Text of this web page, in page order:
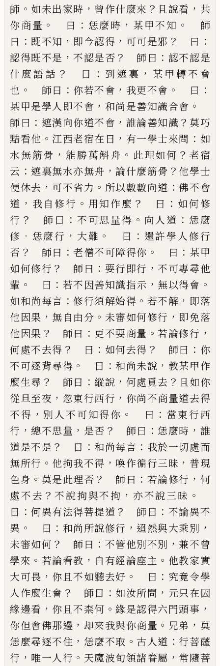
師 。 如未出家時 ， 曾作什麼來 ？ 且說看 ， 共
你商量 。 曰 ： 恁麼時 ， 某甲不知 。
師
曰 ： 既不知 ， 即今認得 ， 可可是邪 ？ 曰 ：
認得既不是 ，不認是否 ？ 師曰 ： 認不認是
什麼語話 ？ 曰 ： 到遮裏 ， 某甲轉不會
也 。 師曰 ： 你若不會 ， 我更不會 。 曰 ：
某甲是學人即不會 ， 和尚是善知識合會 。
師曰 ： 遮漢向你道不會 ， 誰論善知識 ？ 莫巧
黠看他 。 江西老宿在日 ， 有一學士來問 ： 如
水無筋骨 ， 能勝萬斛舟 。 此理如何 ？ 老宿
云 ： 遮裏無水亦無舟 ，論什麼筋骨 ？ 他學士
便休去 ， 可不省力 。 所以數數向道 ：佛不會
道 ， 我 自修行 。 用知作麼 ？ 曰 ： 如何修
行 ？ 師曰 ： 不可思量得 。 向人道 ： 恁麼
修 ． 恁麼行 ， 大難 。 曰 ： 還許學人修行
否 ？ 師曰 ： 老僧不可障得你 。 曰 ： 某甲
如何修行 ？ 師曰 ： 要行即行 ，不可專尋他
輩 。 曰 ： 若不因善知識指示 ， 無以得會 。
如和尚每言 ：修行須解始得 。 若不解 ， 即落
他因果 ， 無自由分 。 未審如何修行 ， 即免落
他因果 ？ 師曰 ： 更不要商量 。若論修行 ，
何處不去得 ？ 曰 ： 如何去得 ？ 師曰 ： 你
不可逐背尋得 。 曰 ： 和尚未說 ， 教某甲作
麼生尋 ？ 師曰 ： 縱說 ， 何處覓去 ？ 且如你
從旦至夜 ， 忽東行西行 ， 你尚不商量道去得
不得 ， 別人不可知得你 。 曰 ： 當東行西
行 ， 總不思量 ， 是否 ？ 師曰 ： 恁麼時 ， 誰
道是不是 ？ 曰 ： 和尚每言 ： 我於一切處而
無所行 。 他拘我不得 ， 喚作徧行三昧 ， 普現
色身 。 莫是此理否 ？ 師曰 ： 若論修行 ， 何
處不去 ？不說拘與不拘 ， 亦不說三昧 。
曰 ：何異有法得菩提道 ？ 師曰 ： 不論異不
異 。 曰 ： 和尚所說修行 ， 迢然與大乘別 ，
未審如何 ？ 師曰 ： 不管他別不別 ，兼不曾
學來 。 若論看教 ， 自有經論座主 。 他教家實
大可畏 ， 你且不如聽去好 。 曰 ： 究竟令學
人作麼生會 ？ 師曰 ： 如汝所問 ， 元只在因
緣邊看 ， 你且不柰何 。 緣是認得六門頭事 ，
你但會佛那邊 ， 却來我與你商量 。 兄弟 ， 莫
恁麼尋逐不住 ， 恁麼不取 。 古人道 ：行菩薩
行 ， 唯一人行 。 天魔波旬領諸眷屬 ， 常隨菩